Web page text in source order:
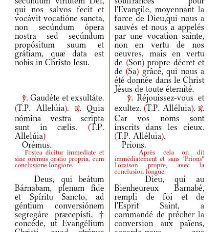
qui nos salvos fecit et
vocávit vocatióne sancta,
non secúndum ópera
nostra sed secúndum
propósitum suum et
grátiam, quæ data est
nobis in Christo Iesu.
l'Evangile, moyennant la
force de Dieu,qui nous a
sauvés et nous a appelés
par une vocation sainte,
non en vertu de nos
oeuvres, mais en vertu
de (Son)propre décret et
de(Sa) grâce, qui nous a
été donnée dans le Christ
Jésus de toute éternité.
v. Gaudéte et exsultáte.
(T.P. Allelúia). r.Quia
nómina vestra scripta
sunt in cælis. (T.P.
Allelúia)
v.Réjouissez-vous et
exultez.(T.P. Alléluia).r.
Car vos noms sont
inscrits dans les cieux.
(T.P. Alléluia).
Orémus.
Prions.
Postea dicitur immediate et
sine orémus oratio propria, cum
conclusione longiore.
Après cela on dit
immédiatement et sans "Prions"
l'oraison propre, avec la
conclusion longue.
Deus, qui beátum
Bárnabam, plenum fide
et Spíritu Sancto, ad
géntium conversiónem
segregáre præcepísti, †
concéde, ut Evangélium
Dieu, qui au
Bienheureux Barnabé,
rempli de foi et de
l'Esprit Saint, a
commandé de précher la
conversion aux païens,